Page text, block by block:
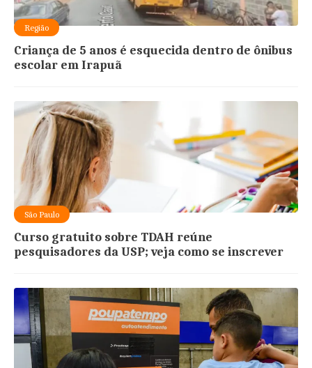
Região
Criança de 5 anos é esquecida dentro de ônibus
escolar em Irapuã
São Paulo
Curso gratuito sobre TDAH reúne
pesquisadores da USP; veja como se inscrever